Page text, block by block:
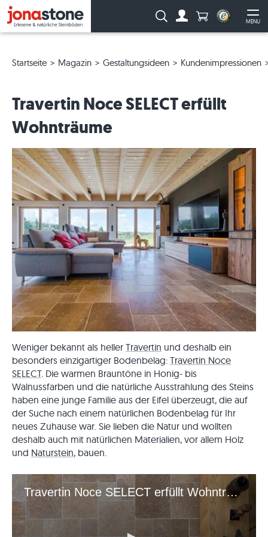
MENU
Suche: Anzahl
Startseite Magazin Gestaltungsideen Kundenimpressionen
Travertin Noce SELECT erfüllt
Wohnträume
Weniger bekannt als heller Travertin und deshalb ein
besonders einzigartiger Bodenbelag: Travertin Noce
SELECT. Die warmen Brauntöne in Honig- bis
Walnussfarben und die natürliche Ausstrahlung des Steins
haben eine junge Familie aus der Eifel überzeugt, die auf
der Suche nach einem natürlichen Bodenbelag für Ihr
neues Zuhause war. Sie lieben die Natur und wollten
deshalb auch mit natürlichen Materialien, vor allem Holz
und Naturstein, bauen.
Travertin Noce SELECT erfüllt Wohnträume